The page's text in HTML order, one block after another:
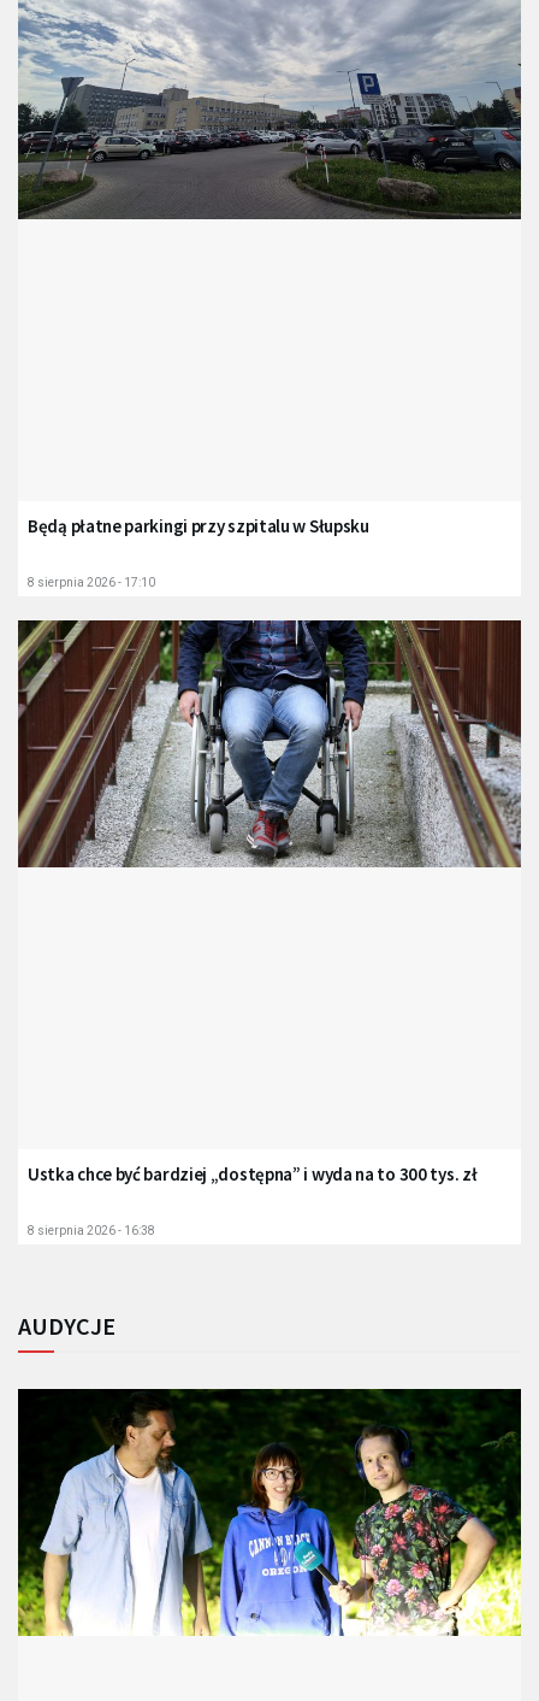
Będą płatne parkingi przy szpitalu w Słupsku
8 sierpnia 2026 - 17:10
Ustka chce być bardziej „dostępna” i wyda na to 300 tys. zł
8 sierpnia 2026 - 16:38
AUDYCJE